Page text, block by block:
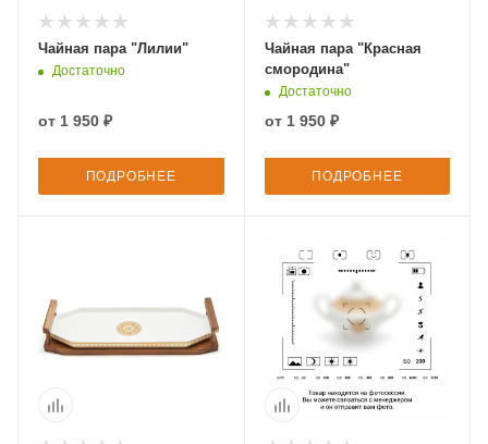
Чайная пара "Лилии"
Достаточно
от 1 950 ₽
ПОДРОБНЕЕ
Чайная пара "Красная
смородина"
Достаточно
от 1 950 ₽
ПОДРОБНЕЕ